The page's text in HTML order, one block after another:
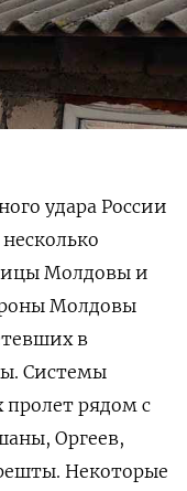
удара России
Молдовы и
Молдовы
в
Системы
рядом с
Оргеев,
Некоторые